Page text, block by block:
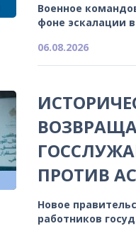
Военное
фоне эскалации
06.08.2026
ПРОТИВ
Новое
работников